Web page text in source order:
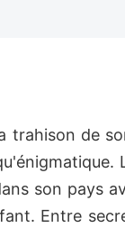
trahison de
son pays
Entre